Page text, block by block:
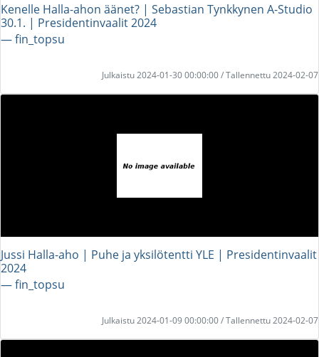
Kenelle Halla-ahon äänet? | Sebastian Tynkkynen A-Studio
30.1. | Presidentinvaalit 2024
― fin_topsu
Julkaistu 2024-01-30 00:00:00 / Tallennettu 2024-02-07
Jussi Halla-aho | Puhe ja yksilötentti YLE | Presidentinvaalit
2024
― fin_topsu
Julkaistu 2024-01-09 00:00:00 / Tallennettu 2024-02-07